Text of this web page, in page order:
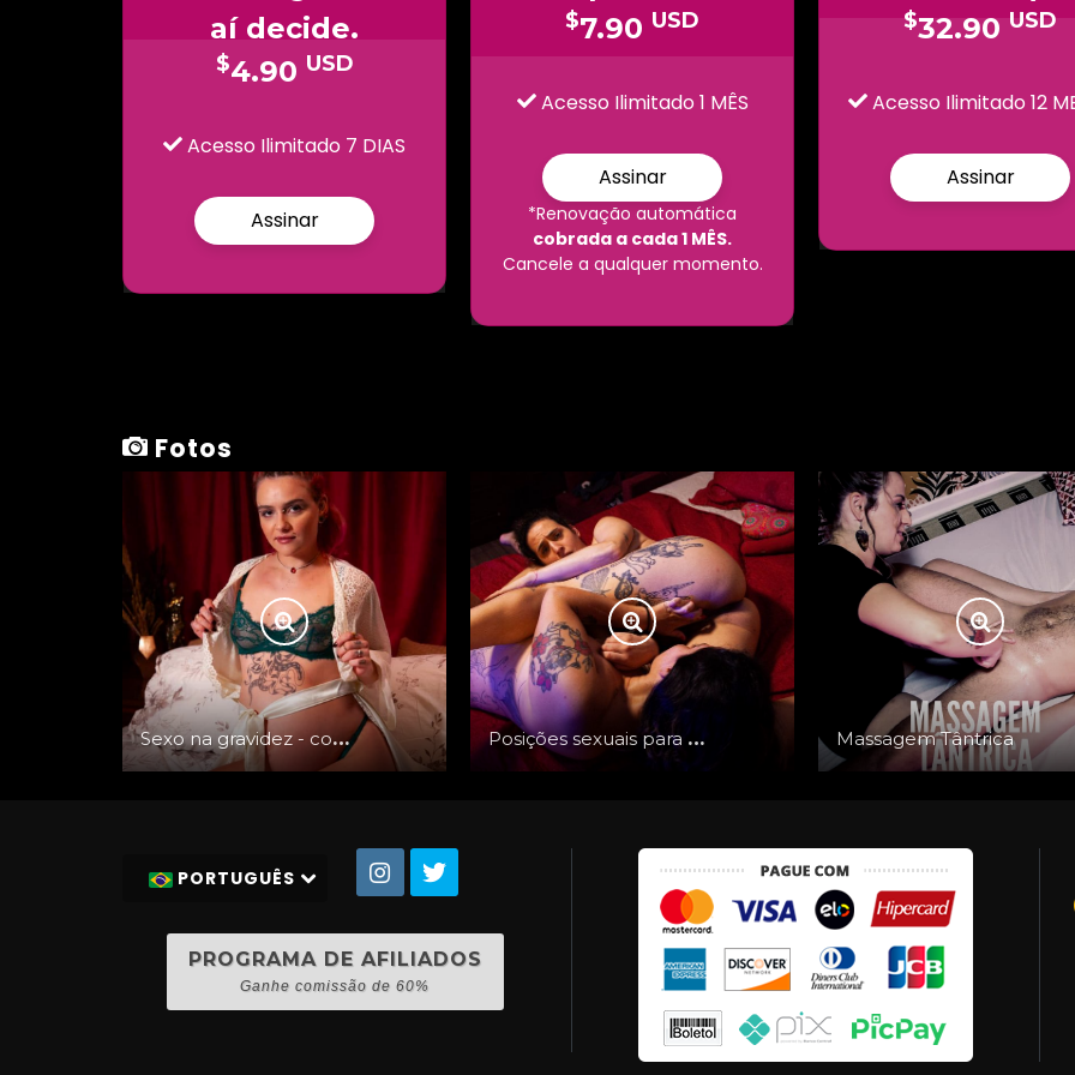
aí decide.
$4.90 USD
Acesso Ilimitado 7 DIAS
Assinar
$7.90 USD
Acesso Ilimitado 1 MÊS
Assinar
*Renovação automática
cobrada a cada 1 MÊS.
Cancele a qualquer momento.
$32.90USD
Acesso Ilimitado 12
Assinar
Fotos
Sexo na gravidez - com Candy Crush Posições sexuais para pessoas com buceta Massagem Tântrica
PORTUGUÊS
PROGRAMA DE AFILIADOS
Ganhe comissão de 60%